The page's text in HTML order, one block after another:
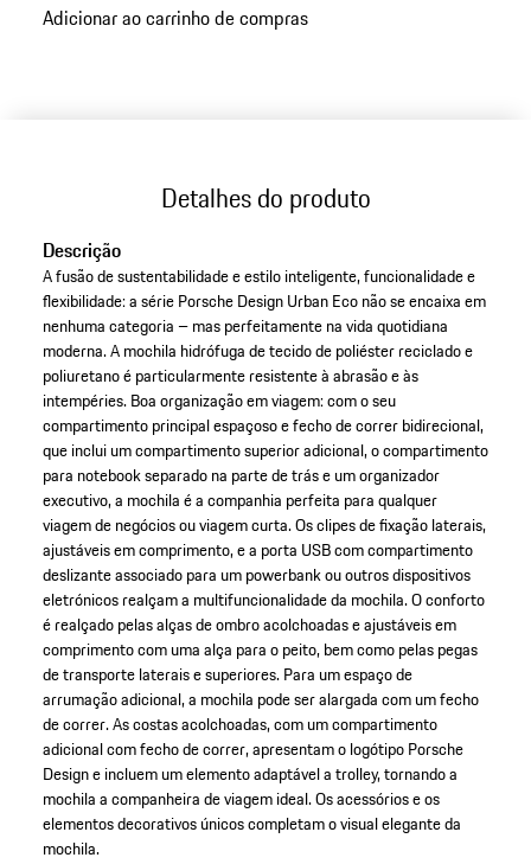
Adicionar ao carrinho de compras
Detalhes do produto
Descrição
A fusão de sustentabilidade e estilo inteligente, funcionalidade e
flexibilidade: a série Porsche Design Urban Eco não se encaixa em
nenhuma categoria – mas perfeitamente na vida quotidiana
moderna. A mochila hidrófuga de tecido de poliéster reciclado e
poliuretano é particularmente resistente à abrasão e às
intempéries. Boa organização em viagem: com o seu
compartimento principal espaçoso e fecho de correr bidirecional,
que inclui um compartimento superior adicional, o compartimento
para notebook separado na parte de trás e um organizador
executivo, a mochila é a companhia perfeita para qualquer
viagem de negócios ou viagem curta. Os clipes de fixação laterais,
ajustáveis em comprimento, e a porta USB com compartimento
deslizante associado para um powerbank ou outros dispositivos
eletrónicos realçam a multifuncionalidade da mochila. O conforto
é realçado pelas alças de ombro acolchoadas e ajustáveis em
comprimento com uma alça para o peito, bem como pelas pegas
de transporte laterais e superiores. Para um espaço de
arrumação adicional, a mochila pode ser alargada com um fecho
de correr. As costas acolchoadas, com um compartimento
adicional com fecho de correr, apresentam o logótipo Porsche
Design e incluem um elemento adaptável a trolley, tornando a
mochila a companheira de viagem ideal. Os acessórios e os
elementos decorativos únicos completam o visual elegante da
mochila.